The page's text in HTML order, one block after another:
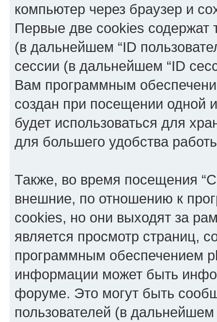
компьютер через браузер и
Первые две cookies содержат
(в дальнейшем “ID
сессии (в дальнейшем “ID
Вам программным
создан при посещении одной
будет использоваться для
для большего удобства
Также, во время посещения
внешние, по отношению к
cookies, но они выходят за
является просмотр страниц,
программным обеспечением
информации может быть
форуме. Это могут быть
пользователей (в